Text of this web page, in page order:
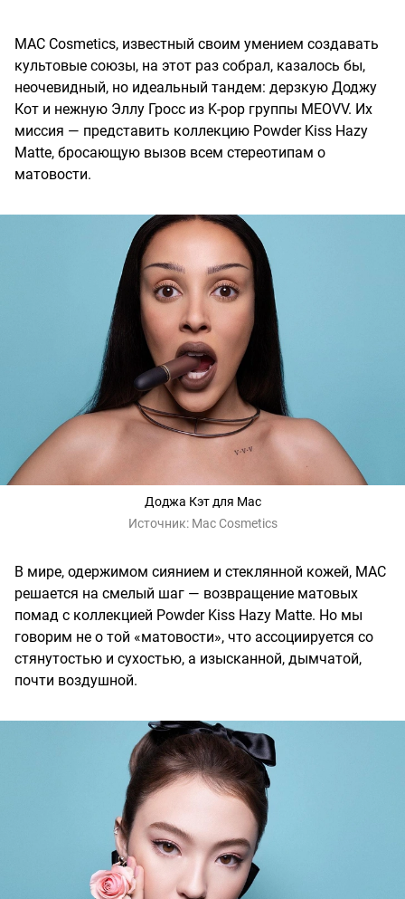
MAC Cosmetics, известный своим умением создавать
культовые союзы, на этот раз собрал, казалось бы,
неочевидный, но идеальный тандем: дерзкую Доджу
Кот и нежную Эллу Гросс из K-pop группы MEOVV. Их
миссия — представить коллекцию Powder Kiss Hazy
Matte, бросающую вызов всем стереотипам о
матовости.
Доджа Кэт для Mac
Источник: Mac Cosmetics
В мире, одержимом сиянием и стеклянной кожей, MAC
решается на смелый шаг — возвращение матовых
помад с коллекцией Powder Kiss Hazy Matte. Но мы
говорим не о той «матовости», что ассоциируется со
стянутостью и сухостью, а изысканной, дымчатой,
почти воздушной.